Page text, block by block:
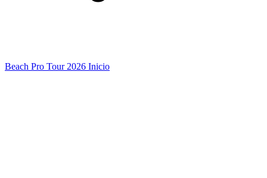
Beach Pro Tour 2026 Inicio